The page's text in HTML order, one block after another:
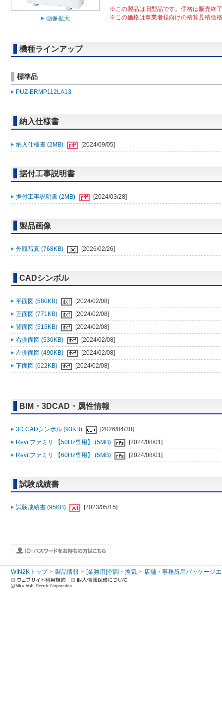
画像拡大
※この製品は旧型品です。価格は販売終
※この価格は事業者様向けの積算見積価
機種ラインアップ
標準品
PUZ-ERMP112LA13
納入仕様書
納入仕様書 (2MB) [2024/09/05]
据付工事説明書
据付工事説明書 (2MB) [2024/03/28]
製品画像
外観写真 (768KB) [2026/02/26]
CADシンボル
平面図 (580KB)
[2024/02/08]
正面図 (771KB)
[2024/02/08]
背面図 (515KB)
[2024/02/08]
右側面図 (530KB)
[2024/02/08]
左側面図 (490KB)
[2024/02/08]
下面図 (622KB)
[2024/02/08]
BIM・3DCAD・属性情報
3D CADシンボル (93KB)
[2026/04/30]
Revitファミリ 【50Hz専用】 (5MB)
[2024/08/01]
Revitファミリ 【60Hz専用】 (5MB)
[2024/08/01]
試験成績書
試験成績書 (95KB) [2023/05/15]
WIN2Kトップ 製品情報 [業務用]空調・換気 店舗・事務所用パッケージ